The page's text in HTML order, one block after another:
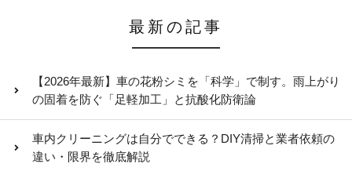
最新の記事
【2026年最新】車の花粉シミを「科学」で制す。雨上がり
の固着を防ぐ「足軽加工」と抗酸化防衛論
車内クリーニングは自分でできる？DIY清掃と業者依頼の
違い・限界を徹底解説